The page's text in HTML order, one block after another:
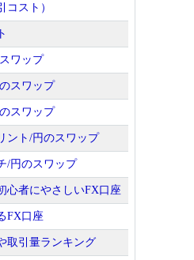
コスト）
ワップ
スワップ
スワップ
ント/円のスワップ
/円のスワップ
心者にやさしいFX口座
FX口座
取引量ランキング